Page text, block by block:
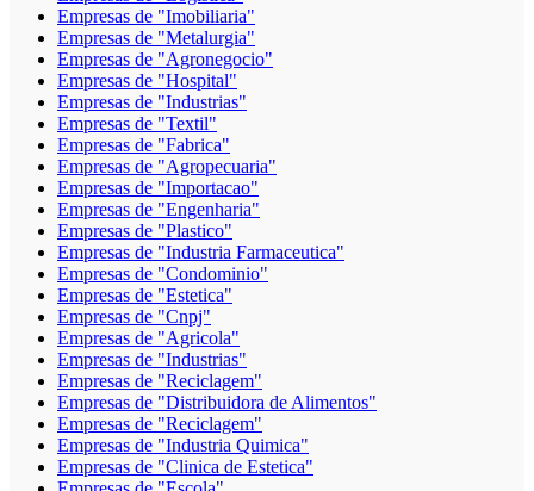
Empresas de "Imobiliaria"
Empresas de "Metalurgia"
Empresas de "Agronegocio"
Empresas de "Hospital"
Empresas de "Industrias"
Empresas de "Textil"
Empresas de "Fabrica"
Empresas de "Agropecuaria"
Empresas de "Importacao"
Empresas de "Engenharia"
Empresas de "Plastico"
Empresas de "Industria Farmaceutica"
Empresas de "Condominio"
Empresas de "Estetica"
Empresas de "Cnpj"
Empresas de "Agricola"
Empresas de "Industrias"
Empresas de "Reciclagem"
Empresas de "Distribuidora de Alimentos"
Empresas de "Reciclagem"
Empresas de "Industria Quimica"
Empresas de "Clinica de Estetica"